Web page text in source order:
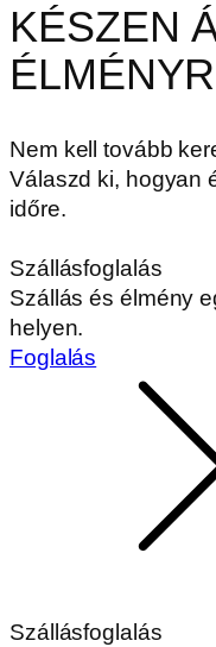
KÉSZEN
Nem kell tovább
Válaszd ki, hogyan
időre.
Szállásfoglalás
Szállás és élmény
helyen.
Foglalás
Szállásfoglalás